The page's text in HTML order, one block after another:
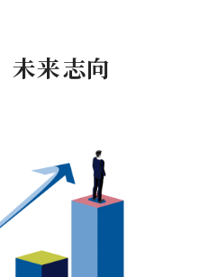
未来志向